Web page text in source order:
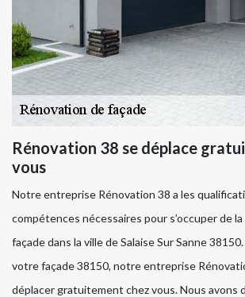
Rénovation 38 se déplace
vous
Notre entreprise Rénovation 38 a les
compétences nécessaires pour s’occuper de
façade dans la ville de Salaise Sur Sanne
votre façade 38150, notre entreprise
déplacer gratuitement chez vous. Nous avons